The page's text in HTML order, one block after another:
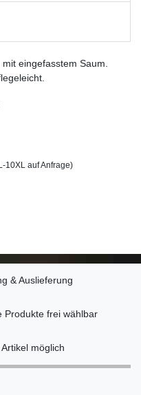
eingefasstem Saum.
10XL auf Anfrage)
& Auslieferung
Produkte frei wählbar
möglich